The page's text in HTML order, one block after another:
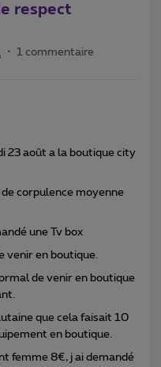
respect
1 commentaire
23 août a la boutique city
corpulence moyenne
une Tv box
venir en boutique.
de venir en boutique
que cela faisait 10
en boutique.
femme 8€, j ai demandé